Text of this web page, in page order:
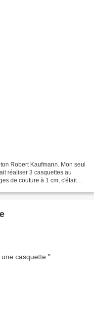
Robert Kaufmann. Mon seul
réaliser 3 casquettes au
de couture à 1 cm, c'était